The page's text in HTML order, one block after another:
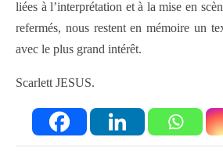
liées à l’interprétation et à la mise en
refermés, nous restent en mémoire un
avec le plus grand intérêt.
Scarlett JESUS.